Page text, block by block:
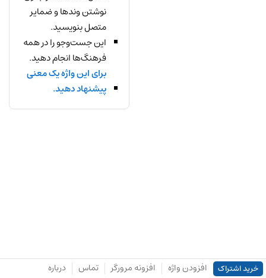
نوشتن وندها و ضمایر
متصل بنویسید.
این جست‌وجو را در همه
فرهنگ‌ها انجام دهید.
برای این واژه یک معنی
پیشنهاد دهید.
خرید اشتراک افزودن واژه افزونه مرورگر تماس درباره